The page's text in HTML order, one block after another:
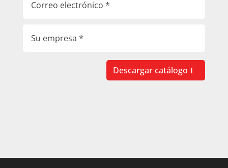
Descargar catálogo